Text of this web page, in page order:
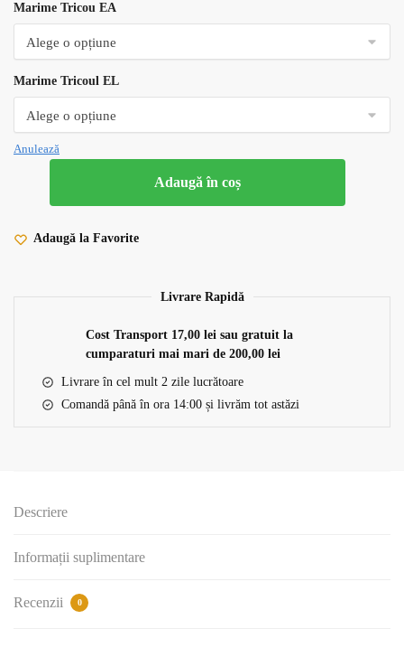
Marime Tricou EA
Marime Tricoul EL
Anulează
Adaugă în coș
Adaugă la Favorite
Livrare Rapidă
Cost Transport 17,00 lei sau gratuit la
cumparaturi mai mari de 200,00 lei
Livrare în cel mult 2 zile lucrătoare
Comandă până în ora 14:00 și livrăm tot astăzi
Descriere
Informații suplimentare
Recenzii 0